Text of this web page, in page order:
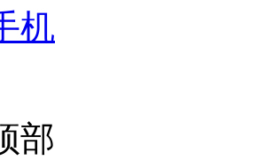
机
部